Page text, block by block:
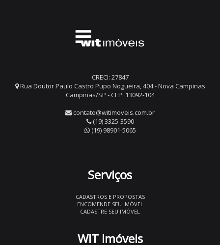
CRECI: 27847
Rua Doutor Paulo Castro Pupo Nogueira, 404 - Nova Campinas
Campinas/SP - CEP: 13092-104
contato@witimoveis.com.br
(19) 3325-3590
(19) 98901-5065
Serviços
CADASTROS E PROPOSTAS
ENCOMENDE SEU IMÓVEL
CADASTRE SEU IMÓVEL
WIT Imóveis